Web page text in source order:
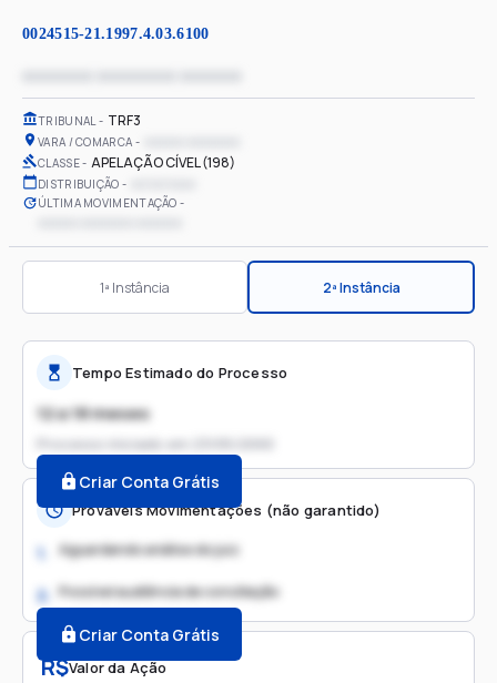
0024515-21.1997.4.03.6100
TRIBUNAL TRF3
VARA / COMARCA
CLASSE APELAÇÃO CÍVEL (198)
DISTRIBUIÇÃO
ÚLTIMA MOVIMENTAÇÃO
1ª Instância 2ª Instância
R$Valor da Ação
Tempo Estimado do Processo
12 a 18 meses
Processo iniciado em
Criar Conta Grátis
Prováveis Movimentações (não garantido)
1. Aguardando análise do juiz
2. Possível audiência de conciliação
Criar Conta Grátis